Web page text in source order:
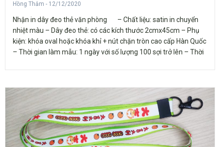
Hồng Thắm 12/12/2020
Nhận in dây đeo thẻ văn phòng – Chất liệu: satin in chuyển
nhiệt màu – Dây đeo thẻ: có các kích thước 2cmx45cm – Phụ
kiện: khóa oval hoặc khóa khỉ + nút chặn tròn cao cấp Hàn Quốc
– Thời gian làm mẫu: 1 ngày với số lượng 100 sợi trở lên – Thời